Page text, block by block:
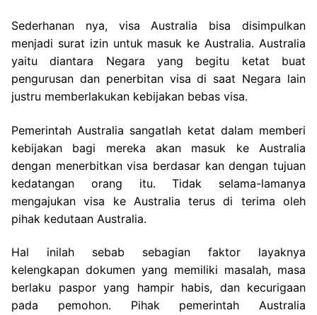
Sederhanan nya, visa Australia bisa disimpulkan
menjadi surat izin untuk masuk ke Australia. Australia
yaitu diantara Negara yang begitu ketat buat
pengurusan dan penerbitan visa di saat Negara lain
justru memberlakukan kebijakan bebas visa.
Pemerintah Australia sangatlah ketat dalam memberi
kebijakan bagi mereka akan masuk ke Australia
dengan menerbitkan visa berdasar kan dengan tujuan
kedatangan orang itu. Tidak selama-lamanya
mengajukan visa ke Australia terus di terima oleh
pihak kedutaan Australia.
Hal inilah sebab sebagian faktor layaknya
kelengkapan dokumen yang memiliki masalah, masa
berlaku paspor yang hampir habis, dan kecurigaan
pada pemohon. Pihak pemerintah Australia